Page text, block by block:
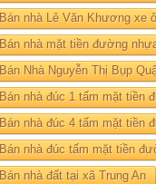
Bán nhà Lê Văn Khương xe
Bán nhà mặt tiền đường
Bán Nhà Nguyễn Thị Bụp
Bán nhà đúc 1 tấm mặt tiền
Bán nhà đúc 4 tấm mặt tiền
Bán nhà đúc tấm mặt tiền
Bán nhà đất tại xã Trung An